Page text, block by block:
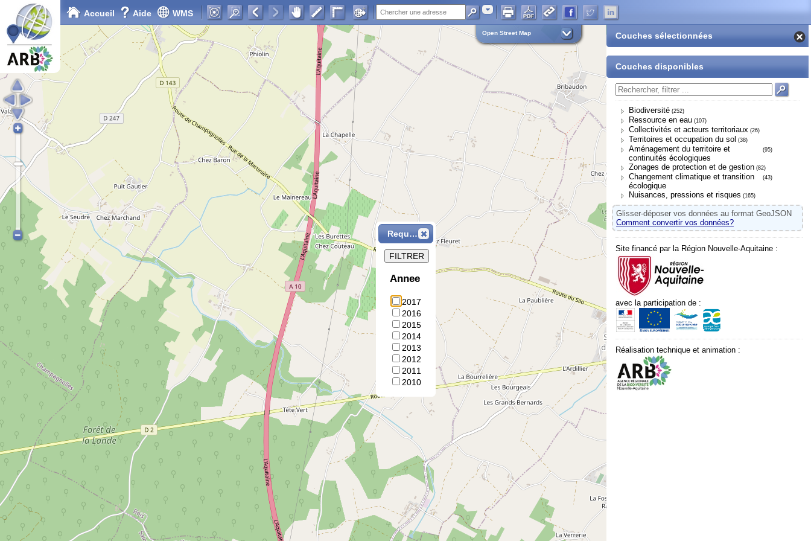
Accueil Aide WMS Adresse
Open Street Map Couches sélectionnées
Couches disponibles
Biodiversité (252)
Ressource en eau (107)
Collectivités et acteurs territoriaux (26)
Territoires et occupation du sol (38)
Aménagement du territoire et
continuités écologiques
(95)
Zonages de protection et de gestion (82)
Changement climatique et transition
écologique
(43)
Nuisances, pressions et risques (165)
Glisser-déposer vos données au format GeoJSON
Comment convertir vos données?
Site financé par la Région Nouvelle-Aquitaine :
avec la participation de :
Réalisation technique et animation :
Requête
Annee
2017
2016
2015
2014
2013
2012
2011
2010
FILTRER